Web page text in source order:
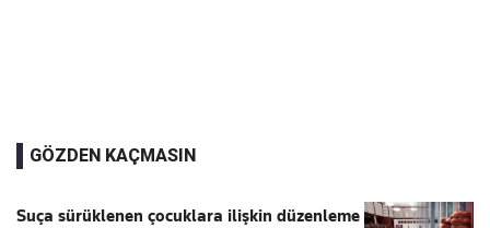
GÖZDEN KAÇMASIN
Suça sürüklenen çocuklara ilişkin düzenleme